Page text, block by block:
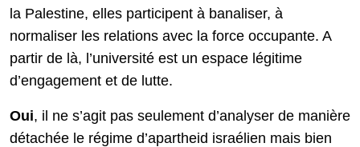
la Palestine, elles participent à banaliser, à
normaliser les relations avec la force occupante. A
partir de là, l’université est un espace légitime
d’engagement et de lutte.
Oui, il ne s’agit pas seulement d’analyser de manière
détachée le régime d’apartheid israélien mais bien